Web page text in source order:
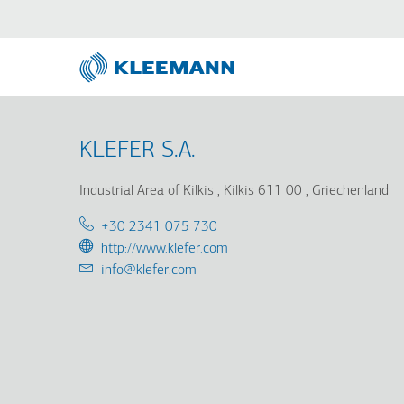
KLEFER S.A.
Industrial Area of Kilkis Kilkis 611 00 Griechenland
Telephone:
+30 2341 075 730
URL:
http://www.klefer.com
Email:
info@klefer.com